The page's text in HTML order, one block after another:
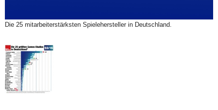
Die 25 mitarbeiterstärksten Spielehersteller in Deutschland.